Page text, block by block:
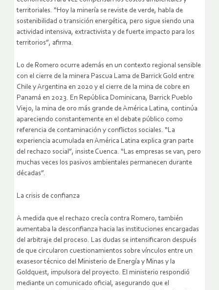
territoriales. “Hoy la minería se reviste de verde, habla de
sostenibilidad o transición energética, pero sigue siendo una
actividad intensiva, extractivista y de fuerte impacto para los
territorios”, afirma.
Lo de Romero ocurre además en un contexto regional sensible
con el cierre de la minera Pascua Lama de Barrick Gold entre
Chile y Argentina en 2020 y el cierre de la mina de cobre en
Panamá en 2023. En República Dominicana, Barrick Pueblo
Viejo, la mina de oro más grande de América Latina, continúa
apareciendo constantemente en el debate público como
referencia de contaminación y conflictos sociales. “La
experiencia acumulada en América Latina explica gran parte
del rechazo social”, insiste Cuenca. “Las empresas se van, pero
muchas veces los pasivos ambientales permanecen durante
décadas”.
La crisis de confianza
A medida que el rechazo crecía contra Romero, también
aumentaba la desconfianza hacia las instituciones encargadas
del arbitraje del proceso. Las dudas se intensificaron después
de que circularon cuestionamientos sobre vínculos entre un
exasesor técnico del Ministerio de Energía y Minas y la
Goldquest, impulsora del proyecto. El ministerio respondió
mediante un comunicado oficial, asegurando que el